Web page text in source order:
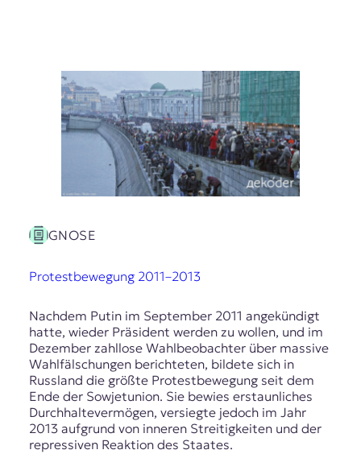
GNOSE
Protestbewegung 2011–2013
Nachdem Putin im September 2011 angekündigt
hatte, wieder Präsident werden zu wollen, und im
Dezember zahllose Wahlbeobachter über massive
Wahlfälschungen berichteten, bildete sich in
Russland die größte Protestbewegung seit dem
Ende der Sowjetunion. Sie bewies erstaunliches
Durchhaltevermögen, versiegte jedoch im Jahr
2013 aufgrund von inneren Streitigkeiten und der
repressiven Reaktion des Staates.